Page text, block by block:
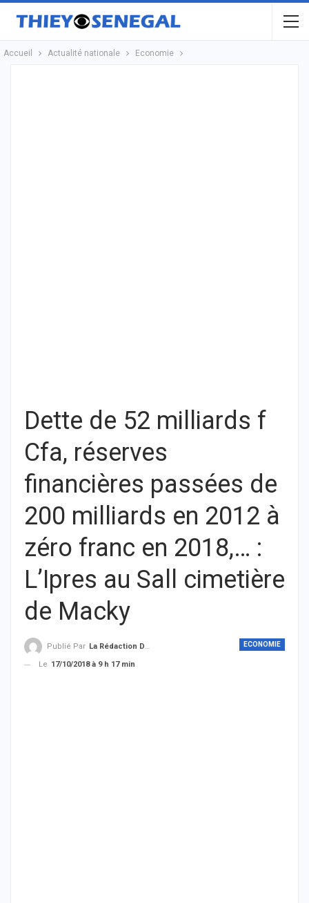
Accueil Actualité nationale Economie
Dette de 52 milliards f
Cfa, réserves
financières passées de
200 milliards en 2012 à
zéro franc en 2018,… :
L’Ipres au Sall cimetière
de Macky
ECONOMIE
Publié Par La Rédaction De THIEYSENEGAL.com
Le 17/10/2018 à 9 h 17 min